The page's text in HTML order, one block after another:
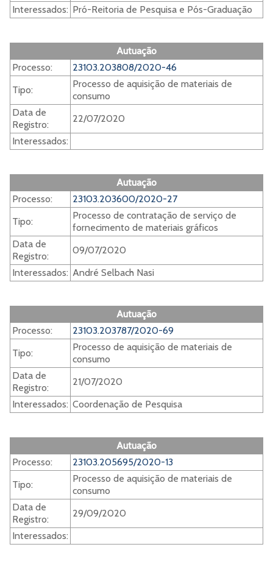
Interessados: Pró-Reitoria de Pesquisa e Pós-Graduação
Autuação
Processo:
23103.203808/2020-46
Tipo:
Processo de aquisição de materiais de
consumo
Data de
Registro:
22/07/2020
Interessados:
Autuação
Processo:
23103.203600/2020-27
Tipo:
Processo de contratação de serviço de
fornecimento de materiais gráficos
Data de
Registro:
09/07/2020
Interessados: André Selbach Nasi
Autuação
Processo:
23103.203787/2020-69
Tipo:
Processo de aquisição de materiais de
consumo
Data de
Registro:
21/07/2020
Interessados: Coordenação de Pesquisa
Autuação
Processo:
23103.205695/2020-13
Tipo:
Processo de aquisição de materiais de
consumo
Data de
Registro:
29/09/2020
Interessados: